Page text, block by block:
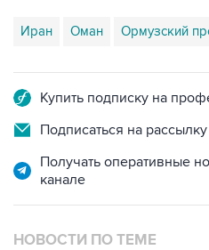
Иран Оман Ормузский
Купить подписку на
Подписаться на
Получать оперативные
канале
НОВОСТИ ПО ТЕМЕ